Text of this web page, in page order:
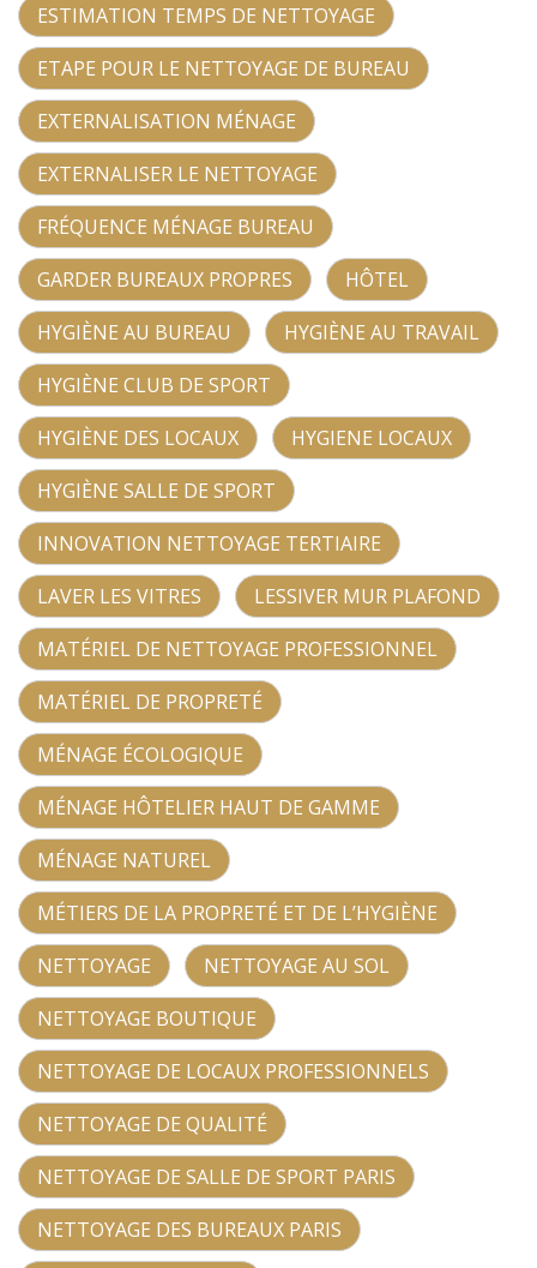
ESTIMATION TEMPS DE NETTOYAGE
ETAPE POUR LE NETTOYAGE DE BUREAU
EXTERNALISATION MÉNAGE
EXTERNALISER LE NETTOYAGE
FRÉQUENCE MÉNAGE BUREAU
GARDER BUREAUX PROPRES
HÔTEL
HYGIÈNE AU BUREAU
HYGIÈNE AU TRAVAIL
HYGIÈNE CLUB DE SPORT
HYGIÈNE DES LOCAUX
HYGIENE LOCAUX
HYGIÈNE SALLE DE SPORT
INNOVATION NETTOYAGE TERTIAIRE
LAVER LES VITRES
LESSIVER MUR PLAFOND
MATÉRIEL DE NETTOYAGE PROFESSIONNEL
MATÉRIEL DE PROPRETÉ
MÉNAGE ÉCOLOGIQUE
MÉNAGE HÔTELIER HAUT DE GAMME
MÉNAGE NATUREL
MÉTIERS DE LA PROPRETÉ ET DE L’HYGIÈNE
NETTOYAGE
NETTOYAGE AU SOL
NETTOYAGE BOUTIQUE
NETTOYAGE DE LOCAUX PROFESSIONNELS
NETTOYAGE DE QUALITÉ
NETTOYAGE DE SALLE DE SPORT PARIS
NETTOYAGE DES BUREAUX PARIS